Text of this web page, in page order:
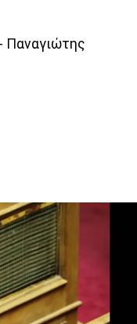
Παναγιώτης